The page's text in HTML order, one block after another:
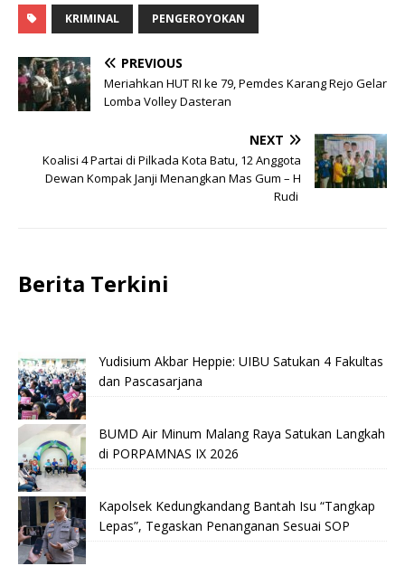
KRIMINAL PENGEROYOKAN
PREVIOUS
Meriahkan HUT RI ke 79, Pemdes Karang Rejo Gelar
Lomba Volley Dasteran
NEXT
Koalisi 4 Partai di Pilkada Kota Batu, 12 Anggota
Dewan Kompak Janji Menangkan Mas Gum – H
Rudi
Berita Terkini
Yudisium Akbar Heppie: UIBU Satukan 4 Fakultas
dan Pascasarjana
BUMD Air Minum Malang Raya Satukan Langkah
di PORPAMNAS IX 2026
Kapolsek Kedungkandang Bantah Isu “Tangkap
Lepas”, Tegaskan Penanganan Sesuai SOP